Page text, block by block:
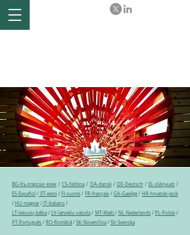
BG-български език /CS-čeština / DA-dansk/ DE-Deutsch/ EL-ελληνικά/
ES-Español / ET-eesti/ FI-suomi / FR-français/GA-Gaeilge / HR-hrvatski jezik
/ HU-magyar / IT-Italiano /
LT-lietuvių kalba / LV-latviešu valoda / MT-Malti / NL-Nederlands/ PL-Polski/
PT-Português / RO-Română / SK-Slovenčina / SV-Svenska